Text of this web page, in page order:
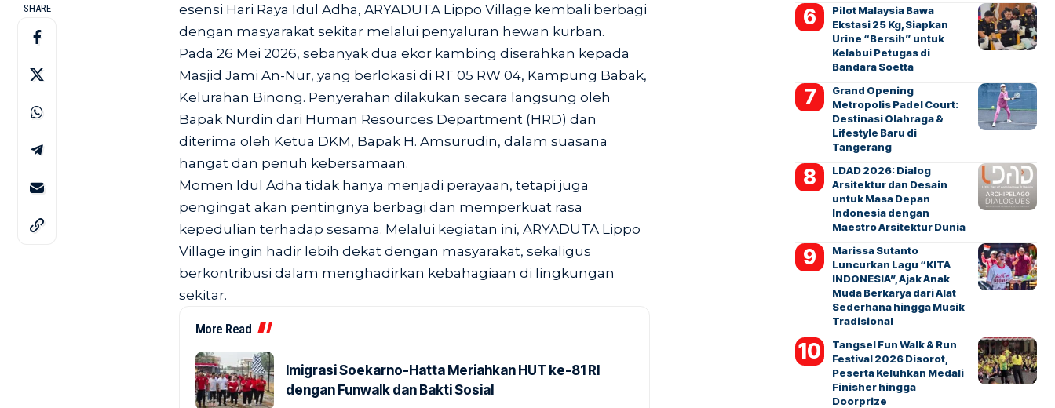
SHARE
esensi Hari Raya Idul Adha, ARYADUTA Lippo Village kembali berbagi
dengan masyarakat sekitar melalui penyaluran hewan kurban.
Pada 26 Mei 2026, sebanyak dua ekor kambing diserahkan kepada
Masjid Jami An-Nur, yang berlokasi di RT 05 RW 04, Kampung Babak,
Kelurahan Binong. Penyerahan dilakukan secara langsung oleh
Bapak Nurdin dari Human Resources Department (HRD) dan
diterima oleh Ketua DKM, Bapak H. Amsurudin, dalam suasana
hangat dan penuh kebersamaan.
Momen Idul Adha tidak hanya menjadi perayaan, tetapi juga
pengingat akan pentingnya berbagi dan memperkuat rasa
kepedulian terhadap sesama. Melalui kegiatan ini, ARYADUTA Lippo
Village ingin hadir lebih dekat dengan masyarakat, sekaligus
berkontribusi dalam menghadirkan kebahagiaan di lingkungan
sekitar.
More Read
Imigrasi Soekarno-Hatta Meriahkan HUT ke-81 RI
dengan Funwalk dan Bakti Sosial
Pilot Malaysia Bawa
Ekstasi 25 Kg, Siapkan
Urine “Bersih” untuk
Kelabui Petugas di
Bandara Soetta
Grand Opening
Metropolis Padel Court:
Destinasi Olahraga &
Lifestyle Baru di
Tangerang
LDAD 2026: Dialog
Arsitektur dan Desain
untuk Masa Depan
Indonesia dengan
Maestro Arsitektur Dunia
Marissa Sutanto
Luncurkan Lagu “KITA
INDONESIA”, Ajak Anak
Muda Berkarya dari Alat
Sederhana hingga Musik
Tradisional
Tangsel Fun Walk & Run
Festival 2026 Disorot,
Peserta Keluhkan Medali
Finisher hingga
Doorprize